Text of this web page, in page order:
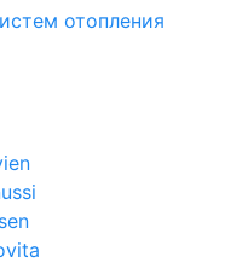
отопления